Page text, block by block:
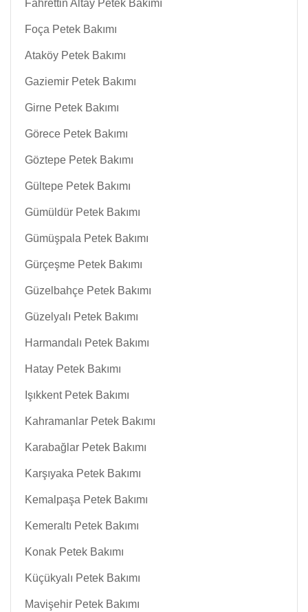
Fahrettin Altay Petek Bakımı
Foça Petek Bakımı
Ataköy Petek Bakımı
Gaziemir Petek Bakımı
Girne Petek Bakımı
Görece Petek Bakımı
Göztepe Petek Bakımı
Gültepe Petek Bakımı
Gümüldür Petek Bakımı
Gümüşpala Petek Bakımı
Gürçeşme Petek Bakımı
Güzelbahçe Petek Bakımı
Güzelyalı Petek Bakımı
Harmandalı Petek Bakımı
Hatay Petek Bakımı
Işıkkent Petek Bakımı
Kahramanlar Petek Bakımı
Karabağlar Petek Bakımı
Karşıyaka Petek Bakımı
Kemalpaşa Petek Bakımı
Kemeraltı Petek Bakımı
Konak Petek Bakımı
Küçükyalı Petek Bakımı
Mavişehir Petek Bakımı